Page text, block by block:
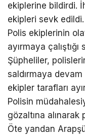
ekiplerine bildirdi.
ekipleri sevk edildi.
Polis ekiplerinin
ayırmaya
Şüpheliler,
saldırmaya devam
ekipler tarafları
Polisin
gözaltına
Öte yandan